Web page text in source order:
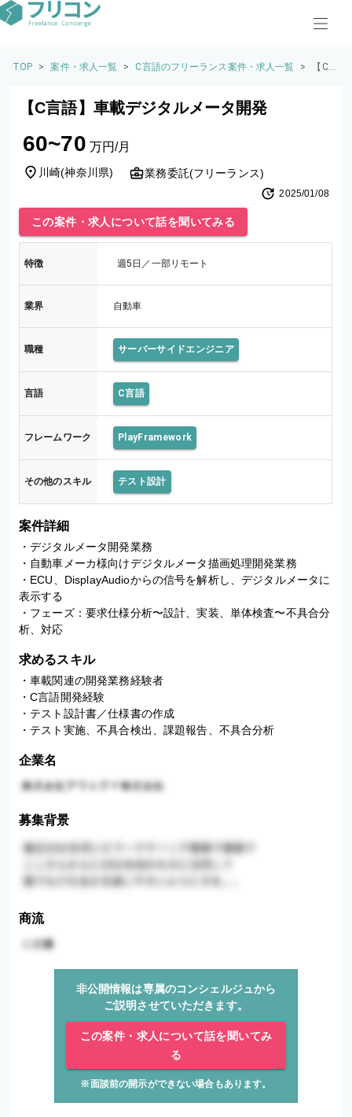
TOP > 案件・求人一覧 > C言語のフリーランス案件・求人一覧 >
【C
【C言語】車載デジタルメータ開発
60~70 万円/月
川崎(神奈川県) 業務委託(フリーランス)
2025/01/08
この案件・求人について話を聞いてみる
特徴 週5日／一部リモート
業界 自動車
職種 サーバーサイドエンジニア
言語 C言語
フレームワーク PlayFramework
その他のスキル テスト設計
案件詳細
・デジタルメータ開発業務
・自動車メーカ様向けデジタルメータ描画処理開発業務
・ECU、DisplayAudioからの信号を解析し、デジタルメータに
表示する
・フェーズ：要求仕様分析〜設計、実装、単体検査〜不具合分
析、対応
求めるスキル
・車載関連の開発業務経験者
・C言語開発経験
・テスト設計書／仕様書の作成
・テスト実施、不具合検出、課題報告、不具合分析
企業名
募集背景
商流
非公開情報は専属のコンシェルジュから
ご説明させていただきます。
この案件・求人について話を聞いてみ
る
※面談前の開示ができない場合もあります。